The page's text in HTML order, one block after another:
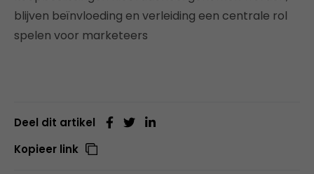
blijven beïnvloeding en verleiding een centrale rol
spelen voor marketeers
Deel dit artikel
Kopieer link